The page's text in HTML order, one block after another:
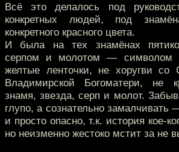
Всё это делалось под
конкретных людей, под
конкретного красного цвета.
И была на тех знамёнах
серпом и молотом — символом
желтые ленточки, не хоругви со
Владимирской Богоматери, не
знамя, звезда, серп и молот.
глупо, а сознательно замалчивать
и просто опасно, т.к. история кое-
но неизменно жестоко мстит за не